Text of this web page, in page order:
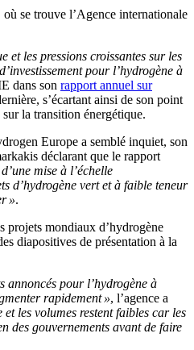
se trouve l’Agence internationale
et les pressions croissantes sur les
pour l’hydrogène à
dans son rapport annuel sur
s’écartant ainsi de son point
la transition énergétique.
Europe a semblé inquiet, son
déclarant que le rapport
mise à l’échelle
d’hydrogène vert et à faible teneur
».
projets mondiaux d’hydrogène
diapositives de présentation à la
annoncés pour l’hydrogène à
rapidement », l’agence a
les volumes restent faibles car les
des gouvernements avant de faire